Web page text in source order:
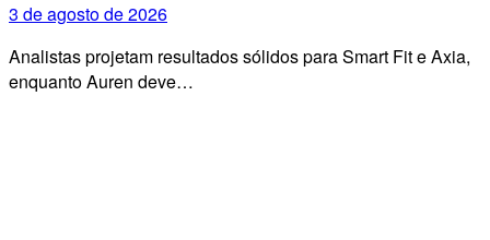
3 de agosto de 2026
Analistas projetam resultados sólidos para Smart Fit e Axia,
enquanto Auren deve…